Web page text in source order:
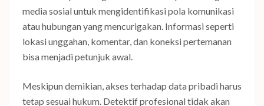
media sosial untuk mengidentifikasi pola komunikasi
atau hubungan yang mencurigakan. Informasi seperti
lokasi unggahan, komentar, dan koneksi pertemanan
bisa menjadi petunjuk awal.
Meskipun demikian, akses terhadap data pribadi harus
tetap sesuai hukum. Detektif profesional tidak akan